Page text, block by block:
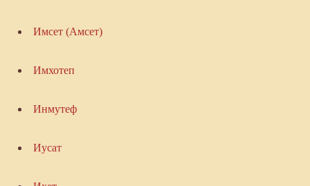
Имсет (Амсет)
Имхотеп
Инмутеф
Иусат